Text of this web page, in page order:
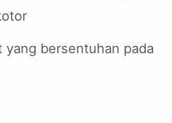
yang bersentuhan pada